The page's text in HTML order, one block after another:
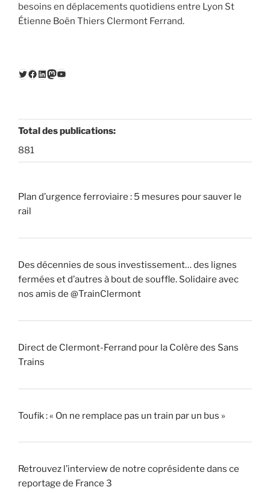
besoins en déplacements quotidiens entre Lyon St
Étienne Boën Thiers Clermont Ferrand.
Twitter
Facebook
LinkedIn
Mastodon
YouTube
Total des publications:
881
Plan d’urgence ferroviaire : 5 mesures pour sauver le
rail
Des décennies de sous investissement… des lignes
fermées et d’autres à bout de souffle. Solidaire avec
nos amis de @TrainClermont
Direct de Clermont-Ferrand pour la Colère des Sans
Trains
Toufik : « On ne remplace pas un train par un bus »
Retrouvez l’interview de notre coprésidente dans ce
reportage de France 3